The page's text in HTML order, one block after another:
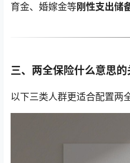
育金、婚嫁金等刚性支出储
三、两全保险什么意思
以下三类人群更适合配置两